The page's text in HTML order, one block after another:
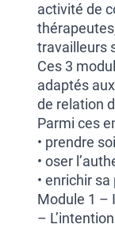
activité de
travailleurs
Ces 3
adaptés
de relation
Parmi ces
• prendre
• oser
• enrichir
Module 1 –
–